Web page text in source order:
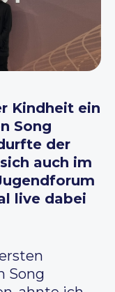
Kindheit ein
Song
der
auch im
live dabei
Song